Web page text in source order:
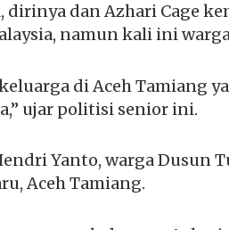
dan Azhari Cage
namun kali ini
di Aceh Tamiang
ujar politisi senior ini.
Yanto, warga Dusun
Aceh Tamiang.